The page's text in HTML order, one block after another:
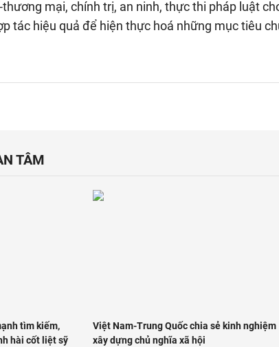
mại, chính trị, an ninh, thực thi pháp luật
tác hiệu quả để hiện thực hoá những mục tiêu
TÂM
tìm kiếm,
hài cốt liệt sỹ
Việt Nam-Trung Quốc chia sẻ kinh nghiệm
xây dựng chủ nghĩa xã hội